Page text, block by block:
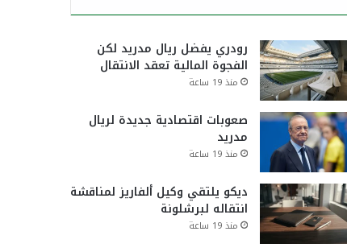
رودري يفضل ريال مدريد لكن
الفجوة المالية تعقد الانتقال
منذ 19 ساعة
صعوبات اقتصادية جديدة لريال
مدريد
منذ 19 ساعة
ديكو يلتقي وكيل ألفاريز لمناقشة
انتقاله لبرشلونة
منذ 19 ساعة